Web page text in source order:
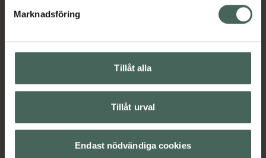
Marknadsföring
Tillåt alla
Tillåt urval
Endast nödvändiga cookies
Kategorier: